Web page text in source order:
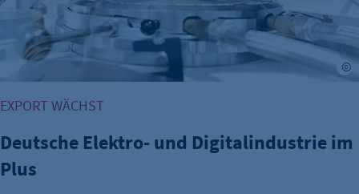
Zweck:
Opt-In Cookie speichert die Entscheidung des
Besuchers, wenn auf der Seite des Kunden das
Tracking Opt-In ausgespielt wird. Wird auch
für ein eventuelles Opt-Out verwendet.
"no" - 50 Jahre "yes" - 480 Tage
EXPORT WÄCHST
Deutsche Elektro- und Digitalindustrie im
Plus